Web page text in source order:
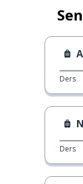
Ders
Ders